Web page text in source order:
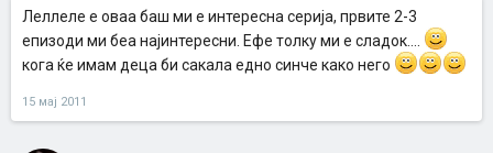
Леллеле е оваа баш ми е интересна серија, првите 2-3
епизоди ми беа најинтересни. Ефе толку ми е сладок....
кога ќе имам деца би сакала едно синче како него
15 мај 2011